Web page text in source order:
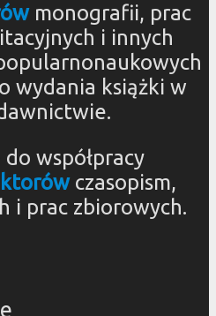
monografii, prac
i innych
wydania książki w
współpracy
czasopism,
i prac zbiorowych.